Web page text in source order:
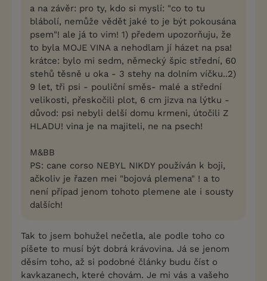
a na závěr: pro ty, kdo si myslí: "co to tu
blábolí, nemůže vědět jaké to je být pokousána
psem"! ale já to vim! 1) předem upozorňuju, že
to byla MOJE VINA a nehodlam jí házet na psa!
krátce: bylo mi sedm, německý špic střední, 60
stehů těsně u oka - 3 stehy na dolním víčku..2)
9 let, tři psi - pouliční směs- malé a střední
velikosti, přeskočili plot, 6 cm jizva na lýtku -
důvod: psi nebyli delší domu krmeni, útočili Z
HLADU! vina je na majiteli, ne na psech!
M&BB
PS: cane corso NEBYL NIKDY používán k boji,
ačkoliv je řazen mei "bojová plemena" ! a to
není případ jenom tohoto plemene ale i sousty
dalších!
Tak to jsem bohužel nečetla, ale podle toho co
píšete to musí být dobrá krávovina. Já se jenom
děsím toho, až si podobné články budu číst o
kavkazanech, které chovám. Je mi vás a vašeho